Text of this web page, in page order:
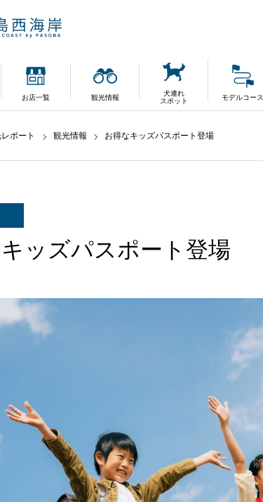
お店一覧 観光情報
犬連れ
スポット
モデルコース
ポート 観光情報 お得なキッズパスポート登場
ッズパスポート登場